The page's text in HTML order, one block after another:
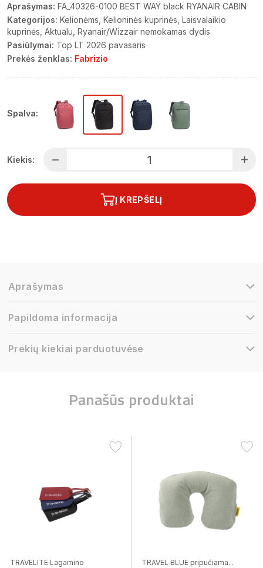
Aprašymas: FA_40326-0100 BEST WAY black RYANAIR CABIN
Kategorijos: Kelionėms Kelioninės kuprinės Laisvalaikio
kuprinės Aktualu Ryanair/Wizzair nemokamas dydis
Pasiūlymai: Top LT 2026 pavasaris
Prekės ženklas: Fabrizio
Spalva:
Kiekis:
Į KREPŠELĮ
Aprašymas
Papildoma informacija
Prekių kiekiai parduotuvėse
Panašūs produktai
TRAVELITE Lagamino
TRAVEL BLUE pripučiama...